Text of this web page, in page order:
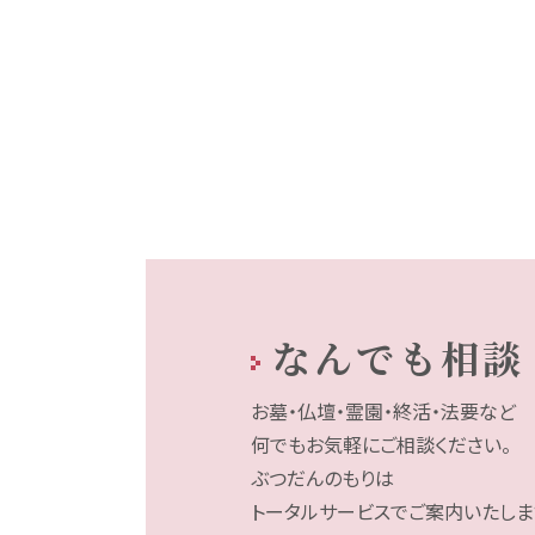
なんでも相談
お墓・仏壇・霊園・終活・法要など
何でもお気軽にご相談ください。
ぶつだんのもりは
トータルサービスでご案内いたしま